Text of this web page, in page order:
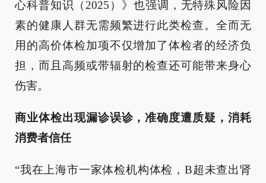
心科普知识（2025）》也强调，无特殊风险因
素的健康人群无需频繁进行此类检查。全而无
用的高价体检加项不仅增加了体检者的经济负
担，而且高频或带辐射的检查还可能带来身心
伤害。
商业体检出现漏诊误诊，准确度遭质疑，消耗
消费者信任
“我在上海市一家体检机构体检，B超未查出肾